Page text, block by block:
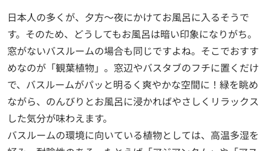
日本人の多くが、夕方～夜にかけてお風呂に入るそうで
す。そのため、どうしてもお風呂は暗い印象になりがち。
窓がないバスルームの場合も同じですよね。そこでおすす
めなのが「観葉植物」。窓辺やバスタブのフチに置くだけ
で、バスルームがパッと明るく爽やかな空間に！緑を眺め
ながら、のんびりとお風呂に浸かればやさしくリラックス
した気分が味わえます。
バスルームの環境に向いている植物としては、高温多湿を